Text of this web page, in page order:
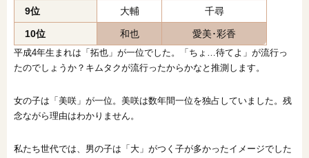
9位 大輔 千尋
10位 和也 愛美･彩香
平成4年生まれは「拓也」が一位でした。「ちょ…待てよ」が流行っ
たのでしょうか？キムタクが流行ったからかなと推測します。
女の子は「美咲」が一位。美咲は数年間一位を独占していました。残
念ながら理由はわかりません。
私たち世代では、男の子は「大」がつく子が多かったイメージでした